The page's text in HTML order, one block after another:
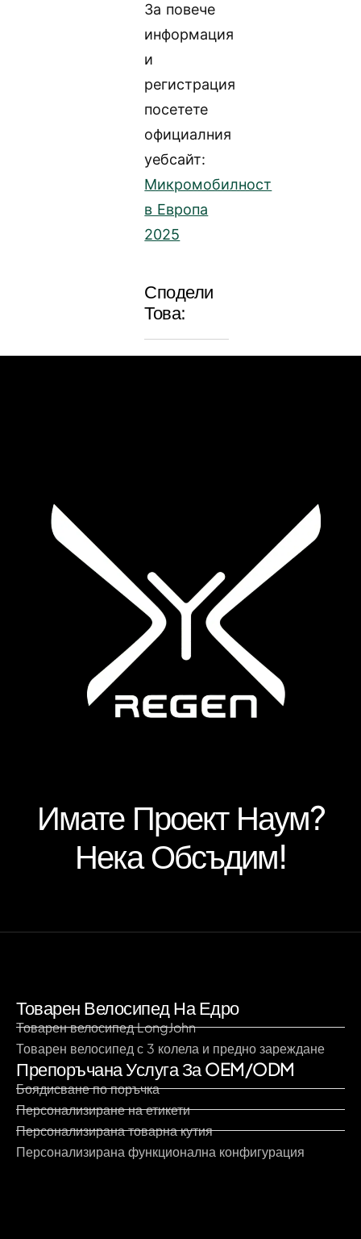
За повече
информация
и
регистрация
посетете
официалния
уебсайт:
Микромобилност
в Европа
2025
Сподели
Това:
Имате Проект Наум?
Нека Обсъдим!
Товарен Велосипед На Едро
Товарен велосипед LongJohn
Товарен велосипед с 3 колела и предно зареждане
Препоръчана Услуга За OEM/ODM
Боядисване по поръчка
Персонализиране на етикети
Персонализирана товарна кутия
Персонализирана функционална конфигурация